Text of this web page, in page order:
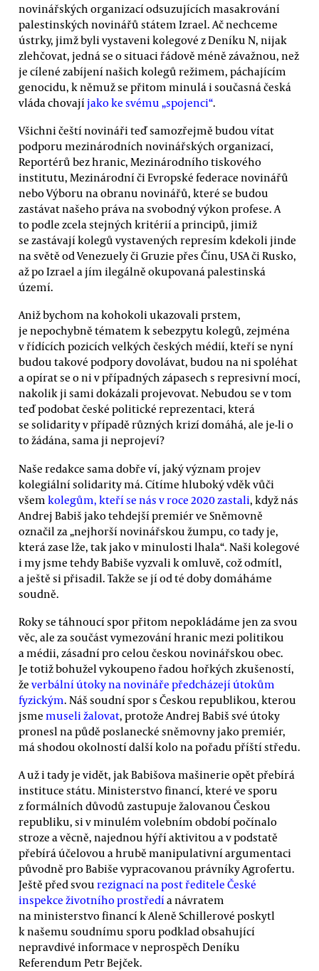
novinářských organizací odsuzujících masakrování
palestinských novinářů státem Izrael. Ač nechceme
ústrky, jimž byli vystaveni kolegové z Deníku N, nijak
zlehčovat, jedná se o situaci řádově méně závažnou, než
je cílené zabíjení našich kolegů režimem, páchajícím
genocidu, k němuž se přitom minulá i současná česká
vláda chovají jako ke svému „spojenci“.
Všichni čeští novináři teď samozřejmě budou vítat
podporu mezinárodních novinářských organizací,
Reportérů bez hranic, Mezinárodního tiskového
institutu, Mezinárodní či Evropské federace novinářů
nebo Výboru na obranu novinářů, které se budou
zastávat našeho práva na svobodný výkon profese. A
to podle zcela stejných kritérií a principů, jimiž
se zastávají kolegů vystavených represím kdekoli jinde
na světě od Venezuely či Gruzie přes Čínu, USA či Rusko,
až po Izrael a jím ilegálně okupovaná palestinská
území.
Aniž bychom na kohokoli ukazovali prstem,
je nepochybně tématem k sebezpytu kolegů, zejména
v řídících pozicích velkých českých médií, kteří se nyní
budou takové podpory dovolávat, budou na ni spoléhat
a opírat se o ni v případných zápasech s represivní mocí,
nakolik ji sami dokázali projevovat. Nebudou se v tom
teď podobat české politické reprezentaci, která
se solidarity v případě různých krizí domáhá, ale je-li o
to žádána, sama ji neprojeví?
Naše redakce sama dobře ví, jaký význam projev
kolegiální solidarity má. Cítíme hluboký vděk vůči
všem kolegům, kteří se nás v roce 2020 zastali, když nás
Andrej Babiš jako tehdejší premiér ve Sněmovně
označil za „nejhorší novinářskou žumpu, co tady je,
která zase lže, tak jako v minulosti lhala“. Naši kolegové
i my jsme tehdy Babiše vyzvali k omluvě, což odmítl,
a ještě si přisadil. Takže se jí od té doby domáháme
soudně.
Roky se táhnoucí spor přitom nepokládáme jen za svou
věc, ale za součást vymezování hranic mezi politikou
a médii, zásadní pro celou českou novinářskou obec.
Je totiž bohužel vykoupeno řadou hořkých zkušeností,
že verbální útoky na novináře předcházejí útokům
fyzickým. Náš soudní spor s Českou republikou, kterou
jsme museli žalovat, protože Andrej Babiš své útoky
pronesl na půdě poslanecké sněmovny jako premiér,
má shodou okolností další kolo na pořadu příští středu.
A už i tady je vidět, jak Babišova mašinerie opět přebírá
instituce státu. Ministerstvo financí, které ve sporu
z formálních důvodů zastupuje žalovanou Českou
republiku, si v minulém volebním období počínalo
stroze a věcně, najednou hýří aktivitou a v podstatě
přebírá účelovou a hrubě manipulativní argumentaci
původně pro Babiše vypracovanou právníky Agrofertu.
Ještě před svou rezignací na post ředitele České
inspekce životního prostředía návratem
na ministerstvo financí k Aleně Schillerové poskytl
k našemu soudnímu sporu podklad obsahující
nepravdivé informace v neprospěch Deníku
Referendum Petr Bejček.